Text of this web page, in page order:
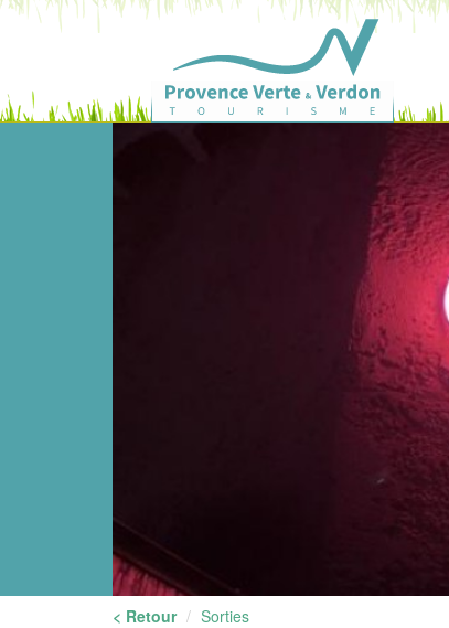
< Retour Sorties